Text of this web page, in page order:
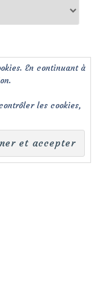
En continuant à
les cookies,